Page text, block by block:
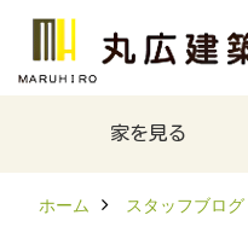
家を見る
ホーム スタッフブログ